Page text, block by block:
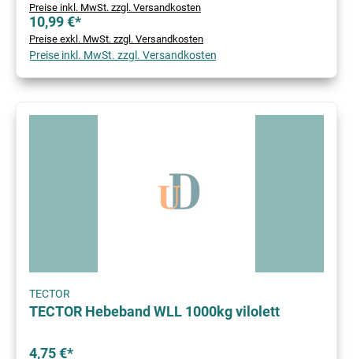
Preise inkl. MwSt. zzgl. Versandkosten
10,99 €*
Preise exkl. MwSt. zzgl. Versandkosten
Preise inkl. MwSt. zzgl. Versandkosten
TECTOR
TECTOR Hebeband WLL 1000kg vilolett
4,75 €*